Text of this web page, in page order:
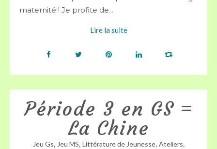
maternité ! Je profite de...
Lire la suite
Période 3 en GS =
La Chine
Jeu Gs, Jeu MS, Littérature de Jeunesse, Ateliers,